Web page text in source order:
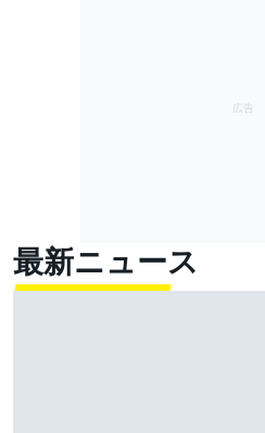
最新ニュース